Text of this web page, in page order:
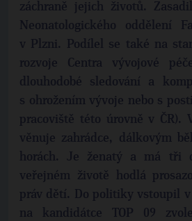
záchraně jejich životů.
Neonatologického oddělení
v Plzni. Podílel se také na
rozvoje Centra vývojové
dlouhodobé sledování a
s ohrožením vývoje nebo s
pracoviště této úrovně v ČR).
věnuje zahrádce, dálkovým
horách. Je ženatý a má tři
veřejném životě hodlá
práv dětí. Do politiky vstoupil v
na kandidátce TOP 09